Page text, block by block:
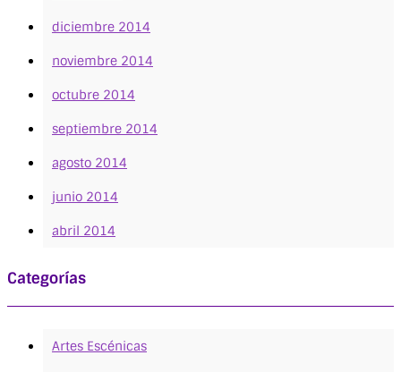
diciembre 2014
noviembre 2014
octubre 2014
septiembre 2014
agosto 2014
junio 2014
abril 2014
Categorías
Artes Escénicas